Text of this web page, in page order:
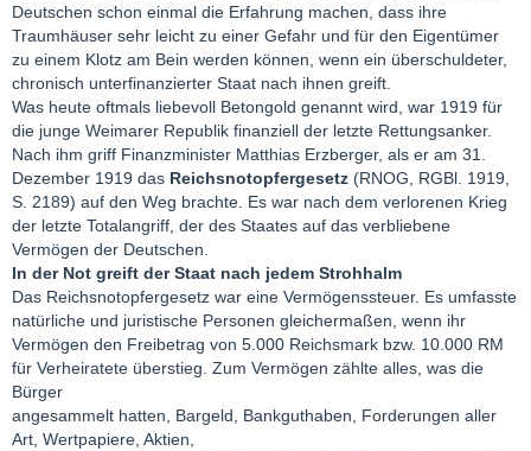
Deutschen schon einmal die Erfahrung machen, dass ihre
Traumhäuser sehr leicht zu einer Gefahr und für den Eigentümer
zu einem Klotz am Bein werden können, wenn ein überschuldeter,
chronisch unterfinanzierter Staat nach ihnen greift.
Was heute oftmals liebevoll Betongold genannt wird, war 1919 für
die junge Weimarer Republik finanziell der letzte Rettungsanker.
Nach ihm griff Finanzminister Matthias Erzberger, als er am 31.
Dezember 1919 das Reichsnotopfergesetz (RNOG, RGBl. 1919,
S. 2189) auf den Weg brachte. Es war nach dem verlorenen Krieg
der letzte Totalangriff, der des Staates auf das verbliebene
Vermögen der Deutschen.
In der Not greift der Staat nach jedem Strohhalm
Das Reichsnotopfergesetz war eine Vermögenssteuer. Es umfasste
natürliche und juristische Personen gleichermaßen, wenn ihr
Vermögen den Freibetrag von 5.000 Reichsmark bzw. 10.000 RM
für Verheiratete überstieg. Zum Vermögen zählte alles, was die
Bürger
angesammelt hatten, Bargeld, Bankguthaben, Forderungen aller
Art, Wertpapiere, Aktien,